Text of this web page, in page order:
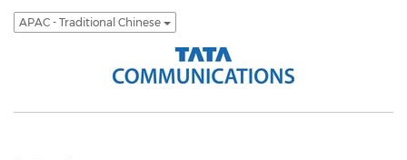
APAC - Traditional Chinese